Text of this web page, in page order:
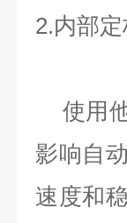
2.内部
使用他
影响自
速度和